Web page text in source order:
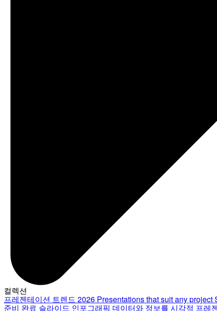
컬렉션
프레젠테이션 트렌드 2026 Presentations that suit any project
준비 완료 슬라이드 인포그래픽 데이터와 정보를 시각적 프레